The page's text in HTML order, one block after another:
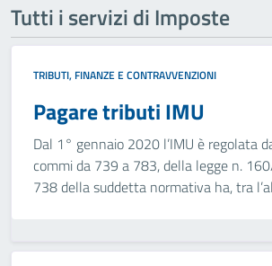
Tutti i servizi di Imposte
TRIBUTI, FINANZE E CONTRAVVENZIONI
Pagare tributi IMU
Dal 1° gennaio 2020 l’IMU è regolata
commi da 739 a 783, della legge n.
738 della suddetta normativa ha, tra